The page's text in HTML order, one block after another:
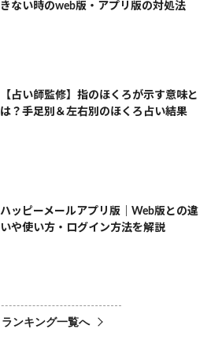
きない時のweb版・アプリ版の対処法
【占い師監修】指のほくろが示す意味と
は？手足別＆左右別のほくろ占い結果
ハッピーメールアプリ版｜Web版との違
いや使い方・ログイン方法を解説
ランキング一覧へ